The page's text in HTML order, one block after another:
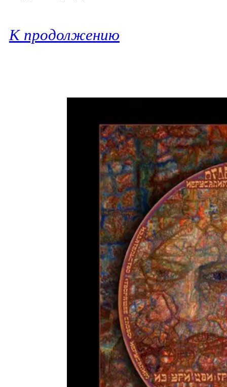
К продолжению